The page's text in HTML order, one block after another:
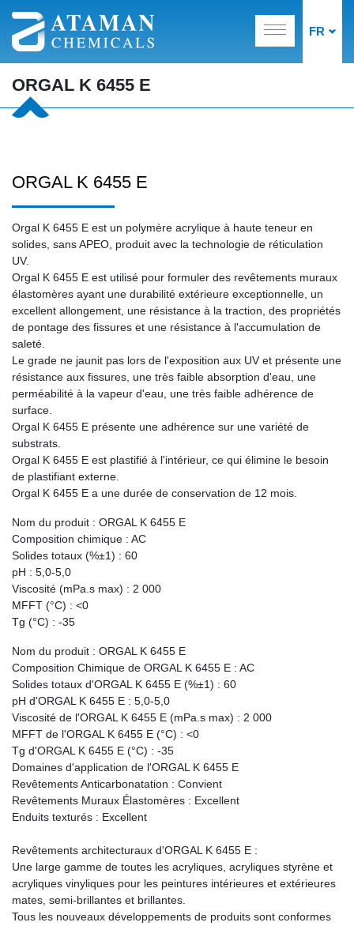
FR
ORGAL K 6455 E
ORGAL K 6455 E
Orgal K 6455 E est un polymère acrylique à haute teneur en
solides, sans APEO, produit avec la technologie de réticulation
UV.
Orgal K 6455 E est utilisé pour formuler des revêtements muraux
élastomères ayant une durabilité extérieure exceptionnelle, un
excellent allongement, une résistance à la traction, des propriétés
de pontage des fissures et une résistance à l'accumulation de
saleté.
Le grade ne jaunit pas lors de l'exposition aux UV et présente une
résistance aux fissures, une très faible absorption d'eau, une
perméabilité à la vapeur d'eau, une très faible adhérence de
surface.
Orgal K 6455 E présente une adhérence sur une variété de
substrats.
Orgal K 6455 E est plastifié à l'intérieur, ce qui élimine le besoin
de plastifiant externe.
Orgal K 6455 E a une durée de conservation de 12 mois.
Nom du produit : ORGAL K ​​6455 E
Composition chimique : AC
Solides totaux (%±1) : 60
pH : 5,0-5,0
Viscosité (mPa.s max) : 2 000
MFFT (°C) : <0
Tg (°C) : -35
Nom du produit : ORGAL K ​​6455 E
Composition Chimique de ORGAL K ​​6455 E : AC
Solides totaux d'ORGAL K ​​6455 E (%±1) : 60
pH d'ORGAL K ​​6455 E : 5,0-5,0
Viscosité de l'ORGAL K ​​6455 E (mPa.s max) : 2 000
MFFT de l'ORGAL K ​​6455 E (°C) : <0
Tg d'ORGAL K ​​6455 E (°C) : -35
Domaines d'application de l'ORGAL K ​​6455 E
Revêtements Anticarbonatation : Convient
Revêtements Muraux Élastomères : Excellent
Enduits texturés : Excellent
Revêtements architecturaux d'ORGAL K ​​6455 E :
Une large gamme de toutes les acryliques, acryliques styrène et
acryliques vinyliques pour les peintures intérieures et extérieures
mates, semi-brillantes et brillantes.
Tous les nouveaux développements de produits sont conformes